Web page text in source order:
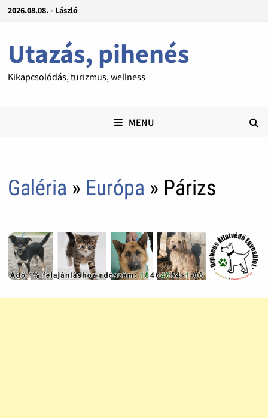
2026.08.08. - László
Utazás, pihenés
Kikapcsolódás, turizmus, wellness
MENU
Galéria » Európa » Párizs